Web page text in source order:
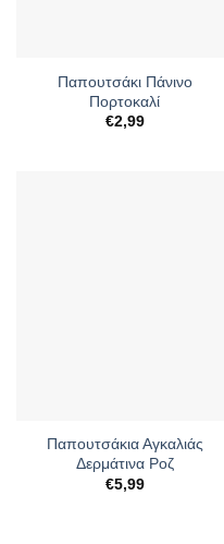
Παπουτσάκι Πάνινο
Πορτοκαλί
€2,99
Παπουτσάκια Αγκαλιάς
Δερμάτινα Ροζ
€5,99